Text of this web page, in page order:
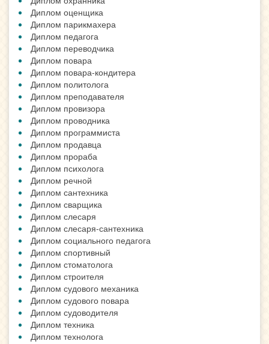
Диплом оценщика
Диплом парикмахера
Диплом педагога
Диплом переводчика
Диплом повара
Диплом повара-кондитера
Диплом политолога
Диплом преподавателя
Диплом провизора
Диплом проводника
Диплом программиста
Диплом продавца
Диплом прораба
Диплом психолога
Диплом речной
Диплом сантехника
Диплом сварщика
Диплом слесаря
Диплом слесаря-сантехника
Диплом социального педагога
Диплом спортивный
Диплом стоматолога
Диплом строителя
Диплом судового механика
Диплом судового повара
Диплом судоводителя
Диплом техника
Диплом технолога